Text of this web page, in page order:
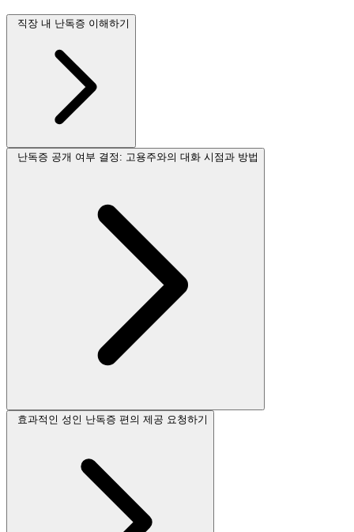
직장 내 난독증 이해하기
난독증 공개 여부 결정: 고용주와의 대화 시점과 방법
효과적인 성인 난독증 편의 제공 요청하기